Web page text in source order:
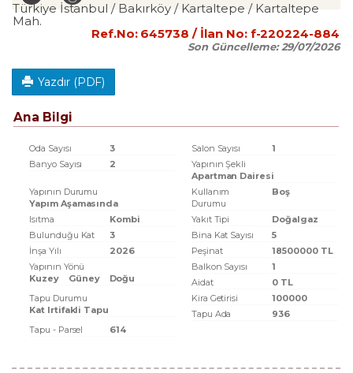
Türkiye İstanbul / Bakırköy/ Kartaltepe / Kartaltepe
Mah.
Ref.No: 645738 / İlan No: f-220224-884
Son Güncelleme:29/07/2026
Yazdır (PDF)
Ana Bilgi
Oda Sayısı 3 Salon Sayısı
1
Banyo Sayısı
2
Yapının Şekli
Apartman Dairesi
Yapının Durumu
Yapım Aşamasında
Kullanım
Durumu
Boş
Isıtma Kombi Yakıt Tipi
Doğalgaz
Bulunduğu Kat
3 Bina Kat Sayısı
5
İnşa Yılı
2026 Peşinat
18500000 TL
Yapının Yönü
Kuzey
Güney Doğu
Balkon Sayısı
1
Aidat
0 TL
Tapu Durumu
Kat Irtifakli Tapu
Kira Getirisi
100000
Tapu Ada
936
Tapu - Parsel
614